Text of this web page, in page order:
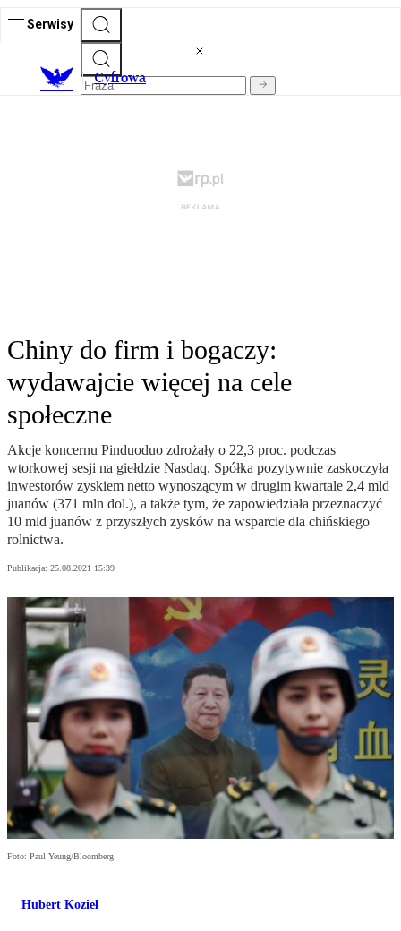
Serwisy
Cyfrowa
Chiny do firm i bogaczy:
wydawajcie więcej na cele
społeczne
Akcje koncernu Pinduoduo zdrożały o 22,3 proc. podczas
wtorkowej sesji na giełdzie Nasdaq. Spółka pozytywnie zaskoczyła
inwestorów zyskiem netto wynoszącym w drugim kwartale 2,4 mld
juanów (371 mln dol.), a także tym, że zapowiedziała przeznaczyć
10 mld juanów z przyszłych zysków na wsparcie dla chińskiego
rolnictwa.
Publikacja: 25.08.2021 15:39
Foto: Paul Yeung/Bloomberg
Hubert Kozieł